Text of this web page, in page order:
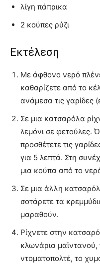
λίγη πάπρικα
2 κούπες ρύζι
Εκτέλεση
Με άφθονο νερό
καθαρίζετε από το
ανάμεσα τις γαρίδες
Σε μια κατσαρόλα
λεμόνι σε φετούλες.
προσθέτετε τις
για 5 λεπτά. Στη
μια κούπα από το
Σε μια άλλη
σοτάρετε τα
μαραθούν.
Ρίχνετε στην
κλωνάρια μαϊντανού,
ντοματοπολτέ, το